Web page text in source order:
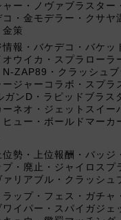
ャー・ノヴァブラスター
コ・金モデラー・クサヤ
策
情報・バケデコ・バケッ
オウイカ・スプラローラ
N-ZAP89・クラッシュ
ージャーコラボ・スプラ
ガンD・ラピッドブラス
ーネオ・ジェットスイー
ヒュー・ボールドマーカ
位勢・上位報酬・バッジ
・廃止・ジャイロスプ
ァリアブル・クラッシュ
ラップ・フェス・ガチャ
ワイパー・スパイガジェ